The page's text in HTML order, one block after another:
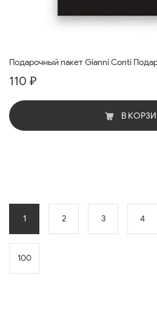
Подарочный пакет Gianni Conti
110 ₽
В
1 2 3 4
100